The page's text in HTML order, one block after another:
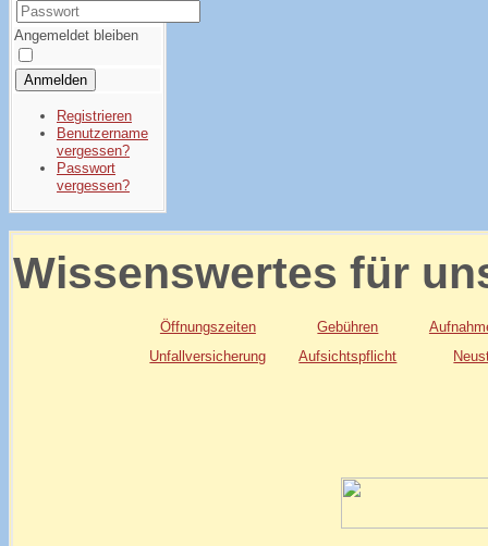
Angemeldet bleiben
Anmelden
Registrieren
Benutzername
vergessen?
Passwort
vergessen?
Wissenswertes für
Öffnungszeiten Gebühren
Unfallversicherung
Aufsichtspflicht